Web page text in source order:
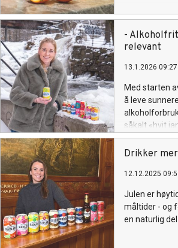
-
relevant
13.1.2026
Med starten
å leve
såkalt «hvit
det økt
kategori som
Drikker
12.12.2025
Julen er
måltider - og
en naturlig